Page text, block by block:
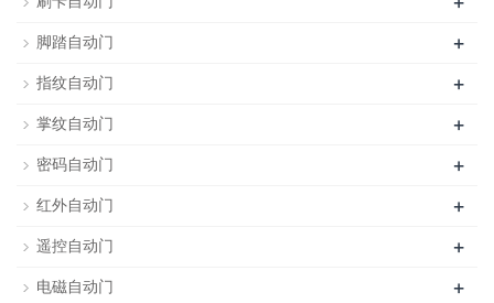
脚踏自动门 +
指纹自动门 +
掌纹自动门 +
密码自动门 +
红外自动门 +
遥控自动门 +
电磁自动门 +